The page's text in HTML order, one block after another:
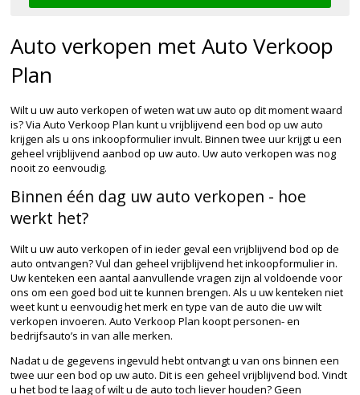
Auto verkopen met Auto Verkoop
Plan
Wilt u uw auto verkopen of weten wat uw auto op dit moment waard
is? Via Auto Verkoop Plan kunt u vrijblijvend een bod op uw auto
krijgen als u ons inkoopformulier invult. Binnen twee uur krijgt u een
geheel vrijblijvend aanbod op uw auto. Uw auto verkopen was nog
nooit zo eenvoudig.
Binnen één dag uw auto verkopen - hoe
werkt het?
Wilt u uw auto verkopen of in ieder geval een vrijblijvend bod op de
auto ontvangen? Vul dan geheel vrijblijvend het inkoopformulier in.
Uw kenteken een aantal aanvullende vragen zijn al voldoende voor
ons om een goed bod uit te kunnen brengen. Als u uw kenteken niet
weet kunt u eenvoudig het merk en type van de auto die uw wilt
verkopen invoeren. Auto Verkoop Plan koopt personen- en
bedrijfsauto’s in van alle merken.
Nadat u de gegevens ingevuld hebt ontvangt u van ons binnen een
twee uur een bod op uw auto. Dit is een geheel vrijblijvend bod. Vindt
u het bod te laag of wilt u de auto toch lieverhouden? Geen